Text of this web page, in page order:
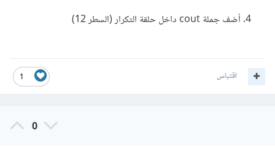
أضف جملة cout داخل حلقة التكرار (السطر 12)
1 اقتباس
0